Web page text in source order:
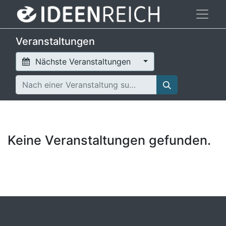
Veranstaltungen
Nächste Veranstaltungen
Keine Veranstaltungen gefunden.